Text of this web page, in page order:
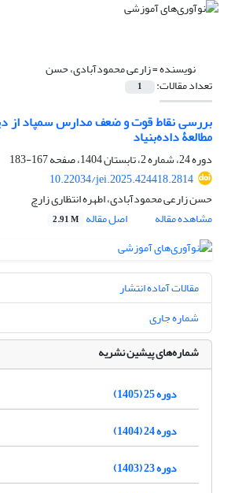
نویسنده =زارعی محمودآبادی، حسن
تعداد مقالات: 1
بررسی نقاط قوت و ضعف مدارس سمپاد از
مطالعۀ داده‌بنیاد
دوره 24، شماره 2، تابستان 1404، صفحه
167-183
10.22034/jei.2025.424418.2814
حسن زارعی محمودآبادی، اطهره انتظاری زارچ
مشاهده مقاله
اصل مقاله 2.91 M
مقالات آماده انتشار
شماره جاری
شماره‌های پیشین نشریه
دوره 25 (1405)
دوره 24 (1404)
دوره 23 (1403)